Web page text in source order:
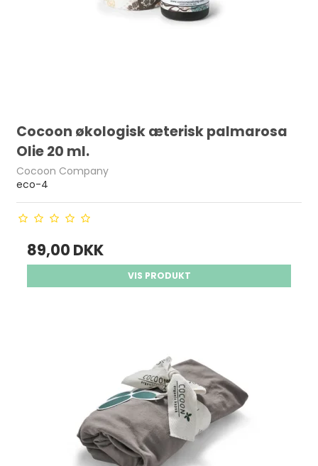
Cocoon økologisk æterisk palmarosa
Olie 20 ml.
Cocoon Company
eco-4
89,00 DKK
VIS PRODUKT